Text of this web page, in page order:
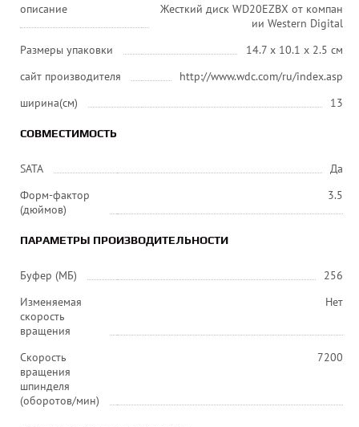
описание
Жесткий диск WD20EZBX от компан
ии Western Digital
Размеры упаковки
14.7 x 10.1 x 2.5 см
сайт производителя
http://www.wdc.com/ru/index.asp
ширина(см)
13
СОВМЕСТИМОСТЬ
SATA
Да
Форм-фактор
(дюймов)
3.5
ПАРАМЕТРЫ ПРОИЗВОДИТЕЛЬНОСТИ
Буфер (МБ)
256
Изменяемая
скорость
вращения
Нет
Скорость
вращения
шпинделя
(оборотов/мин)
7200